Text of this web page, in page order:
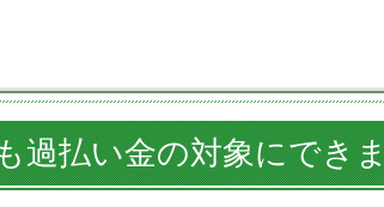
過払い金の対象にでき